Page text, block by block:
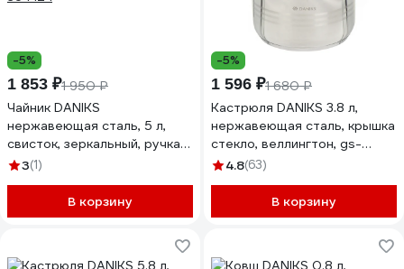
-5%
1 853 ₽1 950 ₽
Чайник DANIKS
нержавеющая сталь, 5 л,
свисток, зеркальный, ручка
металл, пластик, gs-28224
3(1)
В корзину
-5%
1 596 ₽1 680 ₽
Кастрюля DANIKS 3.8 л,
нержавеющая сталь, крышка
стекло, веллингтон, gs-
01415-20ca, индукция
4.8(63)
В корзину